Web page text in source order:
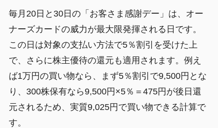
毎月20日と30日の「お客さま感謝デー」は、オー
ナーズカードの威力が最大限発揮される日です。
この日は対象の支払い方法で5％割引を受けた上
で、さらに株主優待の還元も適用されます。例え
ば1万円の買い物なら、まず5％割引で9,500円とな
り、300株保有なら9,500円×5％＝475円が後日還
元されるため、実質9,025円で買い物できる計算で
す。